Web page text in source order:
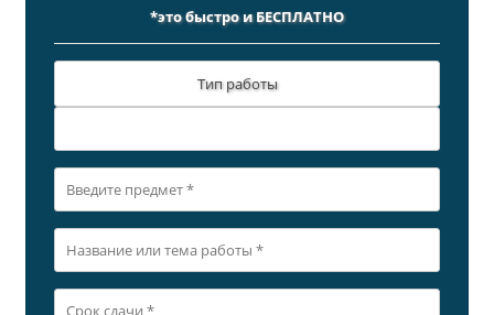
*это быстро и БЕСПЛАТНО
Тип работы